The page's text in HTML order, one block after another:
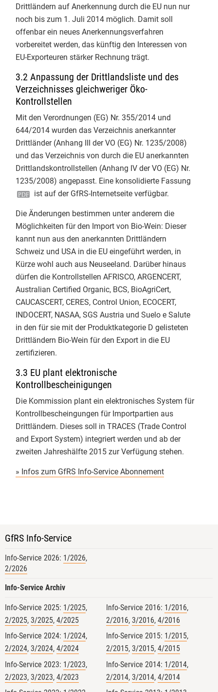
4
GfRS Gesellschaft für
Ressourcenschutz mbH
Tag 2 beim Basiskurs Bio-Kontrolle
an der Uni Gießen – die Praxis! 🌾
🔍
Nach den theoretischen
Grundlagen sind wir heute direkt in
die konkrete Anwendung
eingestiegen. Die zentrale Frage:
Wie setzen wir die gesetzlichen
Vorgaben im echten Kontrollalltag
um?
Auf der heutigen Agenda standen
spannende Themen:
Bio in der AHV: Eintauchen in die
Kontrollen der Außer-Haus-
aktuellen Entwicklungen rund um
die Bio-AHV-Verordnung ist das ein
wichtiges Schlüsselthema.
Das Kennzeichnungsquiz: Gar
nicht so einfach! Hier konnten die
Teilnehmenden ihr Auge für
haben wir typische
Herausforderungen praxisnah und
Gut zu sehen, mit wie viel
Interesse hier an der Sicherung der
Bio-Qualität gearbeitet wird.
#Ökolandbau #AHV #BioAHV
#QualitätssicherungJustus-Liebig-
Universität Giessen
Christian
Herzig
Drittländern auf Anerkennung durch die EU nun nur
noch bis zum 1. Juli 2014 möglich. Damit soll
offenbar ein neues Anerkennungsverfahren
vorbereitet werden, das künftig den Interessen von
EU-Exporteuren stärker Rechnung trägt.
3.2 Anpassung der Drittlandsliste und des
Verzeichnisses gleichweriger Öko-
Kontrollstellen
Mit den Verordnungen (EG) Nr. 355/2014 und
644/2014 wurden das Verzeichnis anerkannter
Drittländer (Anhang III der VO (EG) Nr. 1235/2008)
und das Verzeichnis von durch die EU anerkannten
Drittlandskontrollstellen (Anhang IV der VO (EG) Nr.
1235/2008) angepasst. Eine konsolidierte Fassung
ist auf der GfRS-Internetseite verfügbar.
Die Änderungen bestimmen unter anderem die
Möglichkeiten für den Import von Bio-Wein: Dieser
kannt nun aus den anerkannten Drittländern
Schweiz und USA in die EU eingeführt werden, in
Kürze wohl auch aus Neuseeland. Darüber hinaus
dürfen die Kontrollstellen AFRISCO, ARGENCERT,
Australian Certified Organic, BCS, BioAgriCert,
CAUCASCERT, CERES, Control Union, ECOCERT,
INDOCERT, NASAA, SGS Austria und Suelo e Salute
in den für sie mit der Produktkategorie D gelisteten
Drittländern Bio-Wein für den Export in die EU
zertifizieren.
3.3 EU plant elektronische
Kontrollbescheinigungen
Die Kommission plant ein elektronisches System für
Kontrollbescheingungen für Importpartien aus
Drittländern. Dieses soll in TRACES (Trade Control
and Export System) integriert werden und ab der
zweiten Jahreshälfte 2015 zur Verfügung stehen.
» Infos zum GfRS Info-Service Abonnement
GfRS Info-Service
Info-Service 2026: 1/2026,
2/2026
Info-Service Archiv
Info-Service 2025: 1/2025,
2/2025,3/2025,4/2025
Info-Service 2024: 1/2024,
2/2024,3/2024,4/2024
Info-Service 2023: 1/2023,
2/2023,3/2023,4/2023
Info-Service 2016: 1/2016,
2/2016,3/2016,4/2016
Info-Service 2015: 1/2015,
2/2015,3/2015,4/2015
Info-Service 2014: 1/2014,
2/2014,3/2014,4/2014